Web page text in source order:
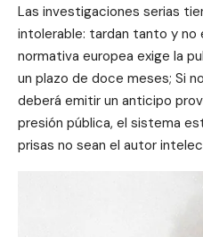
Las investigaciones serias
intolerable: tardan tanto y no
normativa europea exige la
un plazo de doce meses; Si
deberá emitir un anticipo
presión pública, el sistema
prisas no sean el autor